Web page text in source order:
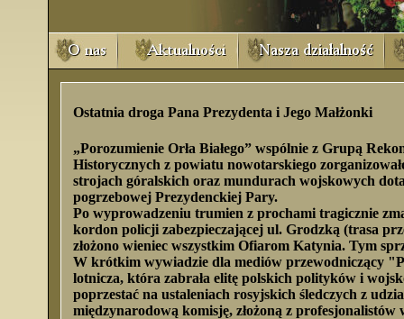
Ostatnia droga Pana Prezydenta i Jego Małżonki
„Porozumienie Orła Białego” wspólnie z Grupą
Historycznych z powiatu nowotarskiego
strojach góralskich oraz mundurach wojskowych
pogrzebowej Prezydenckiej Pary.
Po wyprowadzeniu trumien z prochami tragicznie
kordon policji zabezpieczającej ul. Grodzką (trasa
złożono wieniec wszystkim Ofiarom Katynia. Tym
W krótkim wywiadzie dla mediów przewodniczący
lotnicza, która zabrała elitę polskich polityków i
poprzestać na ustaleniach rosyjskich śledczych z
międzynarodową komisję, złożoną z